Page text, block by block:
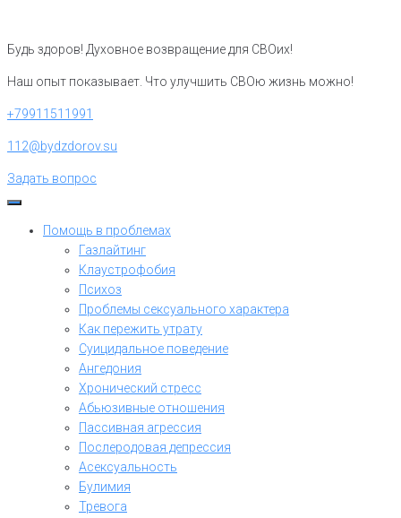
контенту
Будь здоров! Духовное возвращение для СВОих!
Наш опыт показывает. Что улучшить СВОю жизнь можно!
+79911511991
112@bydzdorov.su
Задать вопрос
Помощь в проблемах
Газлайтинг
Клаустрофобия
Психоз
Проблемы сексуального характера
Как пережить утрату
Суицидальное поведение
Ангедония
Хронический стресс
Абьюзивные отношения
Пассивная агрессия
Послеродовая депрессия
Асексуальность
Булимия
Тревога